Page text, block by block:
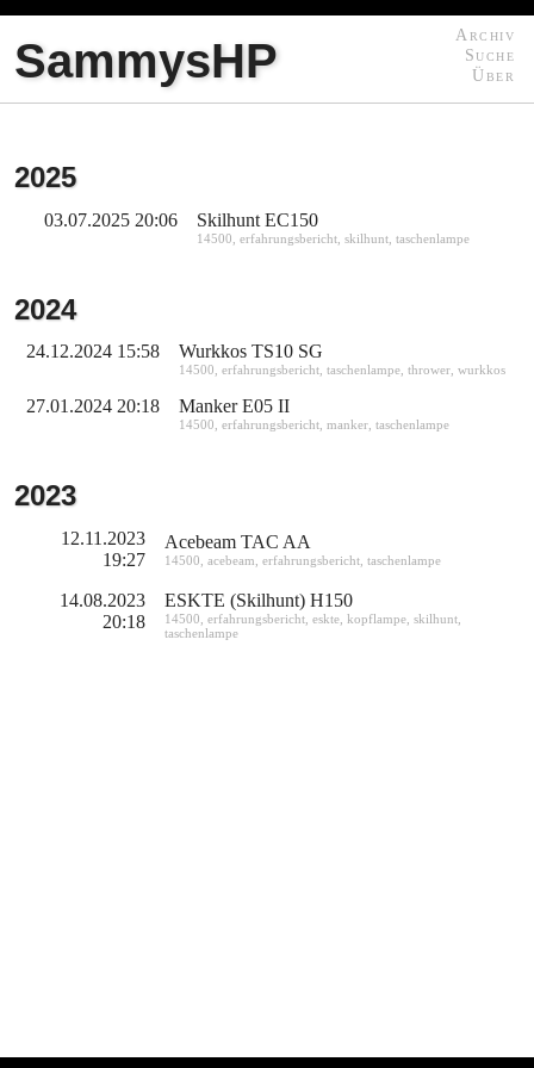
Archiv
Suche
Über
SammysHP
2025
03.07.2025 20:06 Skilhunt EC150
14500 erfahrungsbericht, skilhunt, taschenlampe
2024
24.12.2024 15:58 Wurkkos TS10 SG
14500 erfahrungsbericht, taschenlampe, thrower, wurkkos
27.01.2024 20:18 Manker E05 II
14500 erfahrungsbericht, manker, taschenlampe
2023
12.11.2023
19:27
Acebeam TAC AA
14500 acebeam erfahrungsbericht, taschenlampe
14.08.2023
20:18
ESKTE (Skilhunt) H150
14500 erfahrungsbericht, eskte, kopflampe, skilhunt,
taschenlampe